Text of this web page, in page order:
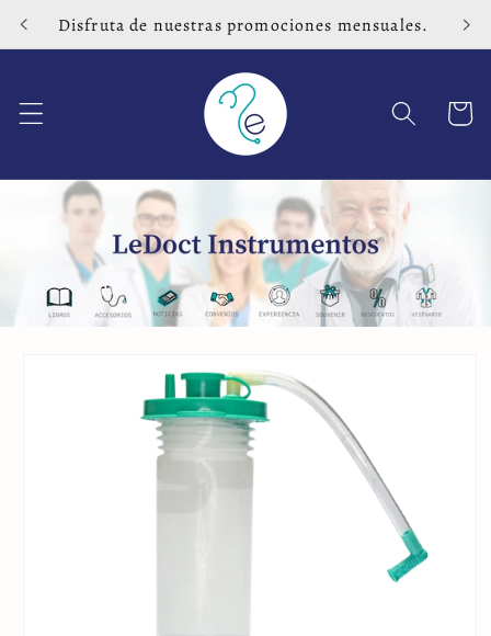
directamente
al contenido
Disfruta de nuestras promociones mensuales.
Carrito